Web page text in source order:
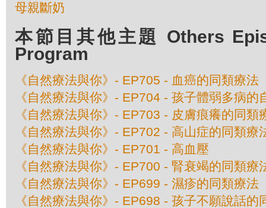
母親斷奶
本節目其他主題 Others
Program
《自然療法與你》- EP705 - 血癌的同類療法
《自然療法與你》- EP704 - 孩子體弱多病的
《自然療法與你》- EP703 - 皮膚痕癢的同類
《自然療法與你》- EP702 - 高山症的同類療
《自然療法與你》- EP701 - 高血壓
《自然療法與你》- EP700 - 腎衰竭的同類療
《自然療法與你》- EP699 - 濕疹的同類療法
《自然療法與你》- EP698 - 孩子不願說話的